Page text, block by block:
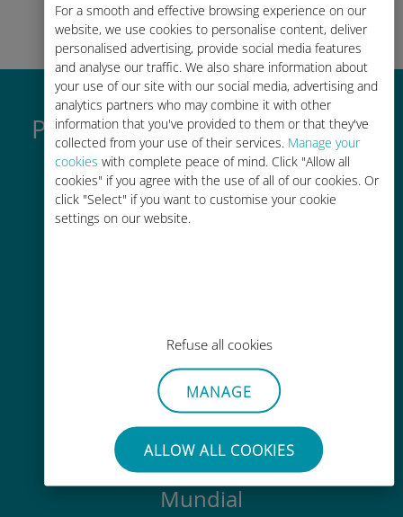
For a smooth and effective browsing experience on our
website, we use cookies to personalise content, deliver
personalised advertising, provide social media features
and analyse our traffic. We also share information about
your use of our site with our social media, advertising and
analytics partners who may combine it with other
information that you've provided to them or that they've
collected from your use of their services. Manage your
cookies with complete peace of mind. Click "Allow all
cookies" if you agree with the use of all of our cookies. Or
click "Select" if you want to customise your cookie
settings on our website.
Refuse all cookies
MANAGE
ALLOW ALL COOKIES
sobre la marcha.¡Que aproveche!
Por qué es tan buena la eSIM
internacional de Ubigi
electrónico en cuestión de
minutos y escanéelo
Mundial